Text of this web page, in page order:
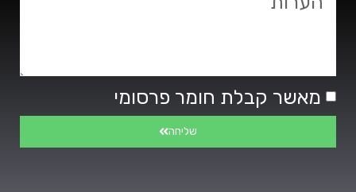
מאשר קבלת חומר פרסומי
שליחה